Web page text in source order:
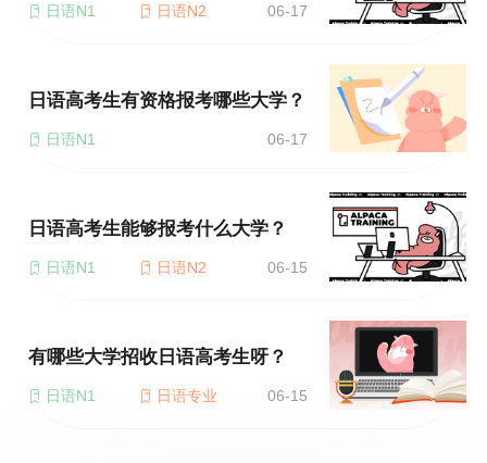
日语N1 日语N2 06-17
日语高考生有资格报考哪些大学？
日语N1 06-17
日语高考生能够报考什么大学？
日语N1 日语N2 06-15
有哪些大学招收日语高考生呀？
日语N1 日语专业 06-15